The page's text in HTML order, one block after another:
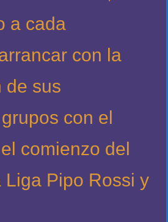
a cada
con la
de sus
con el
comienzo del
Liga Pipo Rossi y